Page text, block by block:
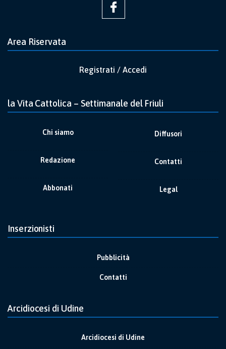
Area Riservata
Registrati / Accedi
la Vita Cattolica – Settimanale del Friuli
Chi siamo
Redazione
Abbonati
Diffusori
Contatti
Legal
Inserzionisti
Pubblicità
Contatti
Arcidiocesi di Udine
Arcidiocesi di Udine